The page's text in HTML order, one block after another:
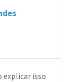
explicar isso